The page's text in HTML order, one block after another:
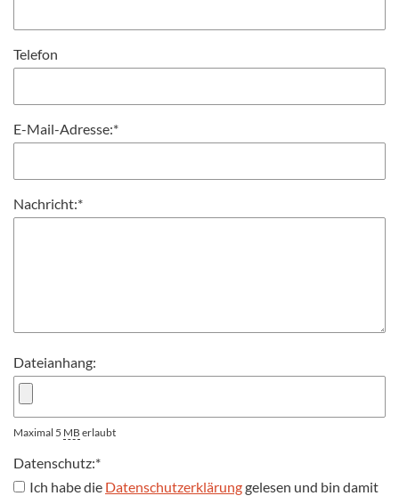
Telefon
E-Mail-Adresse:*
Nachricht:*
Dateianhang:
Maximal 5 MB erlaubt
Datenschutz:*
Ich habe die Datenschutzerklärunggelesen und bin damit